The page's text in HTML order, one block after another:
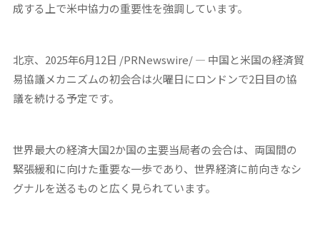
成する上で米中協力の重要性を強調しています。
北京、2025年6月12日 /PRNewswire/ — 中国と米国の経済貿
易協議メカニズムの初会合は火曜日にロンドンで2日目の協
議を続ける予定です。
世界最大の経済大国2か国の主要当局者の会合は、両国間の
緊張緩和に向けた重要な一歩であり、世界経済に前向きなシ
グナルを送るものと広く見られています。